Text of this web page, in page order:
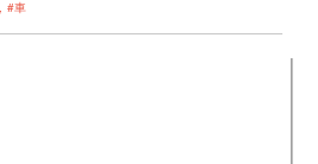
#車